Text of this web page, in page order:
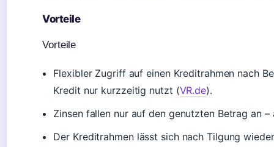
Vorteile
Vorteile
Flexibler Zugriff auf einen Kreditrahmen nach
Kredit nur kurzzeitig nutzt (VR.de).
Zinsen fallen nur auf den genutzten Betrag an
Der Kreditrahmen lässt sich nach Tilgung